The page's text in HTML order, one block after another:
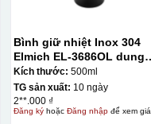
Bình giữ nhiệt Inox 304
Elmich EL-3686OL dung
tích 500ml
Kích thước: 500ml
TG sản xuất: 10 ngày
2**.000 ₫
Đăng kýhoặc Đăng nhậpđể xem giá